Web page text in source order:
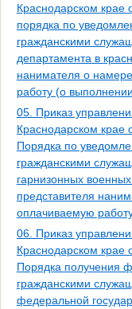
Краснодарском крае
порядка по
гражданскими
департамента в
нанимателя о
работу (о
05. Приказ
Краснодарском крае
Порядка по
гражданскими
гарнизонных
представителя
оплачиваемую
06. Приказ
Краснодарском крае
Порядка получения
гражданскими
федеральной